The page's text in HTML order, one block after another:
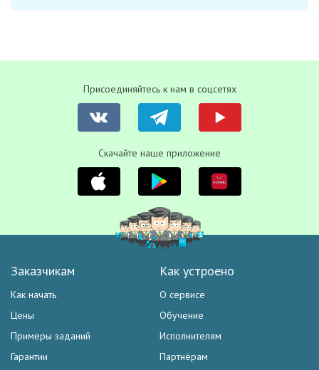
Присоединяйтесь к нам в соцсетях
Скачайте наше приложение
Заказчикам
Как начать
Цены
Примеры заданий
Гарантии
Как устроено
О сервисе
Обучение
Исполнителям
Партнёрам